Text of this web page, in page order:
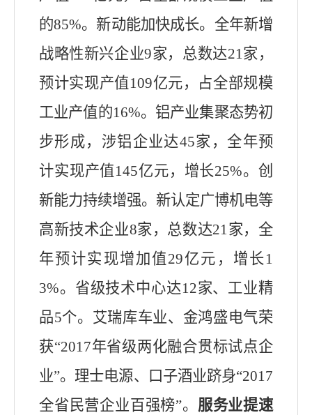
的85%。新动能加快成长。 全年新增
战略性新兴企业9家，总数达21家 ，
预计实现产值109亿元，占全部规模
工业产值的16%。铝产业集聚态势初
步形成，涉铝企业达45家，全年预
计实现产值145亿元，增长25%。创
新能力持续增强。新认定广博机电等
高新技术企业8家， 总数达21家，全
年预计实现增加值29亿元，增长1
3%。省级技术中心达12家、工业精
品5个。艾瑞库车业、金鸿盛电气荣
获“2017年省级两化融合贯标试点企
业”。理士电源、口子酒业跻身“2017
全省民营企业百强榜”。 服务业提速